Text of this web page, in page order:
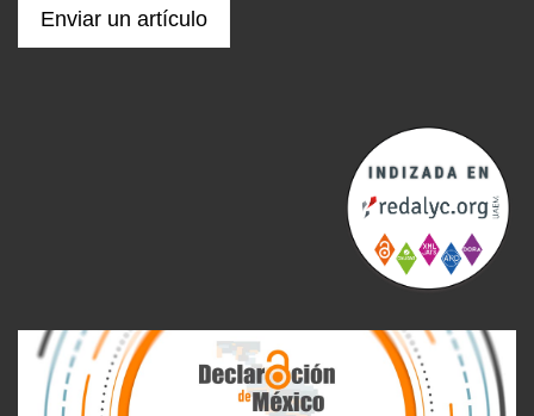
Enviar un artículo